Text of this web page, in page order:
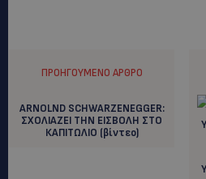
ΠΡΟΗΓΟΎΜΕΝΟ ΆΡΘΡΟ
ARNOLND SCHWARZENEGGER:
ΣΧΟΛΙΑΖΕΙ ΤΗΝ ΕΙΣΒΟΛΗ ΣΤΟ
ΚΑΠΙΤΩΛΙΟ (βίντεο)